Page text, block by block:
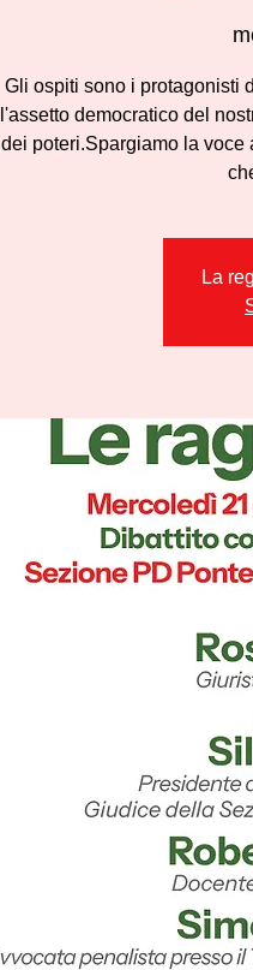
Gli ospiti sono i protagonisti
l'assetto democratico del
dei poteri.Spargiamo la voce
La